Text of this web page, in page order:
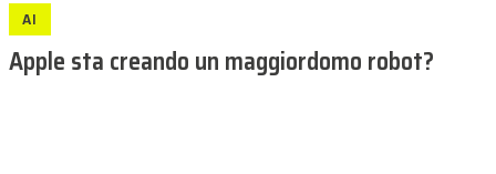
AI
Apple sta creando un maggiordomo robot?